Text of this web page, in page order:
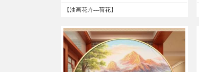
【油画花卉---荷花】